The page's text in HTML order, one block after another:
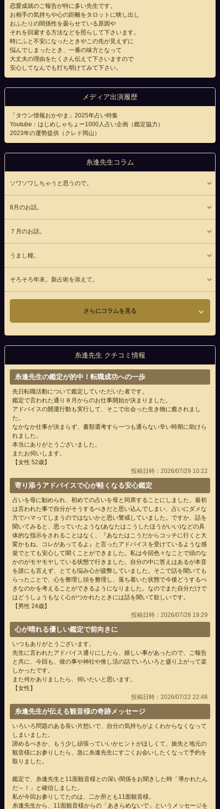
恋愛成就のご報告が特に多い先生です。
お相手の気持ちや心の距離をタロットに映し出し
おふたりの関係性を曇らせている原因や
それを回避する方法などを照らして下さいます。
時にふと不安になったときやこの先が見えずに
悩んでしまったとき、一番の味方となって
大丈夫の理由をたくさん伝えて下さいますので
安心してなんでも打ち明けてみて下さい。
メディア出演履歴
「タウン情報おかやま」2025年占い特集
Youtube：はじめしゃちょー1000人占い企画（鑑定協力）
2023年の運勢提供（クレド岡山）
糸逢先生コラム
ソワソワしちゃうと思うので。
8月のお話。
７月のお話。
うまし糧。
そろそろ年末。新占術を添えて。
さらにコラムを見る
糸逢先生 クチコミ情報
糸逢先生の鑑定が的中！転職成功への一歩
先日転職活動について鑑定していただいた者です。
鑑定で言われた通り８月からのお仕事開始が決まりました。
アドバイスの開運行動も実行して、そこで出会った生き物に癒されまし
た。
なかなか仕事が決まらず、書類選考すら一つも通らない辛い時期に助けら
れました。
本当にありがとうございました。
またお伺いします。
【女性 52歳】
投稿日時：2026/07/29 10:22
寄り添うアドバイスで心が軽くなる安心鑑定
占いを母に勧められ、初めての占いを母と同席することにしました。最初
は言われた事で自分がそうするべきだと思い込んでしまい、占いにダメな
方でハマってしまうのではないかと思い警戒していました。ですか、話を
聞いてみると、思っていたような(あなたはこうしたほうがいい)などの具
体的な指示をされることはなく、『あなたはこうだからコッチに行くと大
変かもね、コレがあってるよ』と言ったアドバイスを受けているような感
覚でとても安心して聞くことができました。私は今回色々なことで頭のな
かのがモヤモヤしている状態で行きました。自分の中に答えはあるが本音
を誰にも言えず、とても悩み心が疲弊していました。そこで話を聞いても
らったことで、心を整理し頭を整理し、落ち着いた状態で今後どうするべ
きなのかを考えることができるようになりました。なのでまた自分だけで
はどうしょうもなく心がつかれたときには話を聞いて欲しいです。
【男性 24歳】
投稿日時：2026/07/28 19:29
心が晴れる優しい鑑定で前向きに
いつもありがとうございます。
先生に言われたアドバイス通りにしたら、嬉しい事があったので、ご報告
と共に、今回も、彼の事や神社や推し活の話でいろいろと盛り上がって楽
しかったです。
また何かありましたら、伺いたいと思います。
【女性】
投稿日時：2026/07/22 22:48
糸逢先生が伝える観音様の奇跡メッセージ
いろいろ問題のある長い片想いで、自分の気持ちがよくわからなくなって
しまいました。
諦めるべきか、もう少し頑張っていいかヒントがほしくて、旅先と地元の
観音様にお参りしたら、急に糸逢先生にすごくお会いしたくなって予約を
取りました。
鑑定で、糸逢先生と11面観音様との深い関係をお聞きした時「導かれたん
だ～！」と確信しました。
私が今回お参りしてたのは、二か所とも11面観音様。
糸逢先生から、11面観音様からの「あきらめないで」というメッセージを